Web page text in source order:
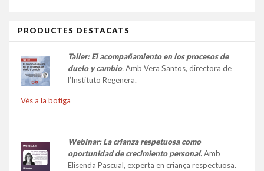
PRODUCTES DESTACATS
Taller: El acompañamiento en los procesos de
duelo y cambio.Amb Vera Santos, directora de
l’Instituto Regenera.
Vés a la botiga
Webinar: La crianza respetuosa como
oportunidad de crecimiento personal.Amb
Elisenda Pascual, experta en criança respectuosa.